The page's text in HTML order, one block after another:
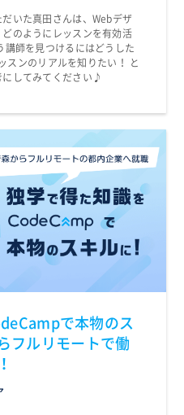
いた真田さんは、Webデザ
のようにレッスンを有効活
師を見つけるにはどうした
スンのリアルを知りたい！ と
してみてください♪
で本物のス
フルリモートで働